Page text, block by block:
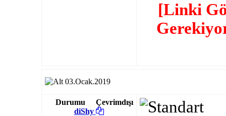
[Linki
03.Ocak.2019
Durumu
Çevrimdışı
diShy